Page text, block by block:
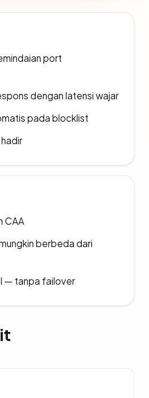
port
dengan latensi wajar
pada blocklist
CAA
berbeda dari
— tanpa failover